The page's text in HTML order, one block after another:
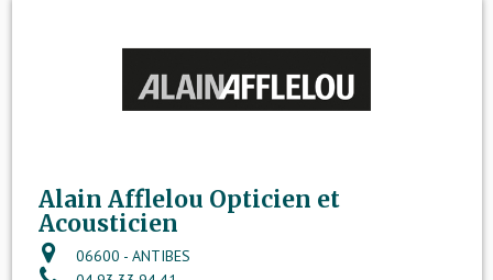
Alain Afflelou Opticien et
Acousticien
06600 - ANTIBES